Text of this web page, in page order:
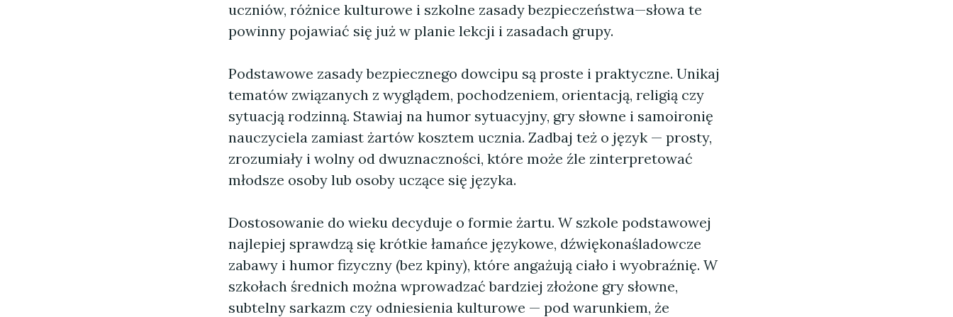
uczniów, różnice kulturowe i szkolne zasady bezpieczeństwa—słowa te
powinny pojawiać się już w planie lekcji i zasadach grupy.
Podstawowe zasady bezpiecznego dowcipu są proste i praktyczne. Unikaj
tematów związanych z wyglądem, pochodzeniem, orientacją, religią czy
sytuacją rodzinną. Stawiaj na humor sytuacyjny, gry słowne i samoironię
nauczyciela zamiast żartów kosztem ucznia. Zadbaj też o język — prosty,
zrozumiały i wolny od dwuznaczności, które może źle zinterpretować
młodsze osoby lub osoby uczące się języka.
Dostosowanie do wieku decyduje o formie żartu. W szkole podstawowej
najlepiej sprawdzą się krótkie łamańce językowe, dźwiękonaśladowcze
zabawy i humor fizyczny (bez kpiny), które angażują ciało i wyobraźnię. W
szkołach średnich można wprowadzać bardziej złożone gry słowne,
subtelny sarkazm czy odniesienia kulturowe — pod warunkiem, że